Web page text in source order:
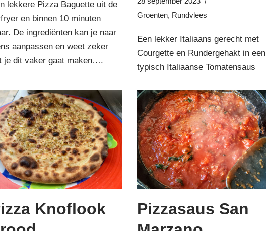
lekkere Pizza Baguette uit de
en binnen 10 minuten
De ingrediënten kan je naar
aanpassen en weet zeker
je dit vaker gaat maken….
Groenten, Rundvlees
Een lekker Italiaans gerecht met
Courgette en Rundergehakt in een
typisch Italiaanse Tomatensaus
Knoflook
Pizzasaus San